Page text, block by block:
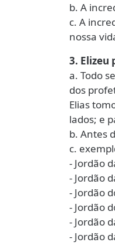
b. A
c. A
nossa
3. Elizeu
a. Todo
dos
Elias
lados; e
b. Antes
c.
- Jordão
- Jordão
- Jordão
- Jordão
- Jordão
- Jordão